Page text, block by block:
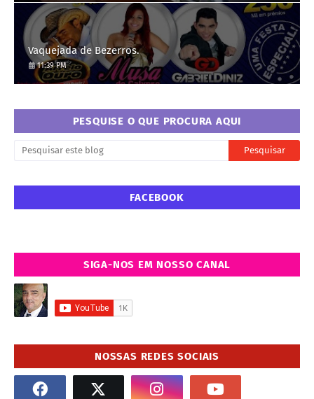
Vaquejada de Bezerros.
11:39 PM
PESQUISE O QUE PROCURA AQUI
FACEBOOK
SIGA-NOS EM NOSSO CANAL
NOSSAS REDES SOCIAIS